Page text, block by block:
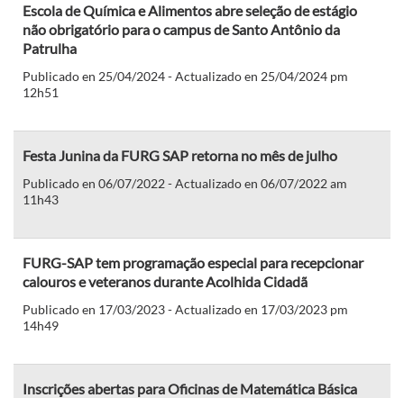
Escola de Química e Alimentos abre seleção de estágio
não obrigatório para o campus de Santo Antônio da
Patrulha
Publicado en 25/04/2024 - Actualizado en 25/04/2024 pm
12h51
Festa Junina da FURG SAP retorna no mês de julho
Publicado en 06/07/2022 - Actualizado en 06/07/2022 am
11h43
FURG-SAP tem programação especial para recepcionar
calouros e veteranos durante Acolhida Cidadã
Publicado en 17/03/2023 - Actualizado en 17/03/2023 pm
14h49
Inscrições abertas para Oficinas de Matemática Básica